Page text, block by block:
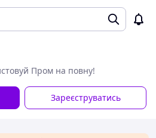
Пром на повну!
Зареєструватись